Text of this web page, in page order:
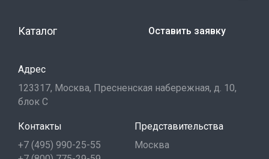
Каталог Оставить заявку
Адрес
123317, Москва, Пресненская набережная, д. 10,
блок С
Контакты
+7 (495) 990-25-55
Представительства
Москва